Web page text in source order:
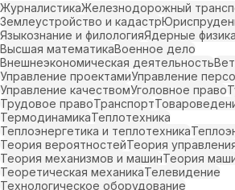
ЖурналистикаЖелезнодорожный
Землеустройство и кадастр
Языкознание и филологияЯдерные
Высшая математикаВоенное дело
Внешнеэкономическая деятельность
Управление проектамиУправление
Управление качествомУголовное право
Трудовое правоТранспорт
ТермодинамикаТеплотехника
Теплоэнергетика и теплотехника
Теория вероятностейТеория
Теория механизмов и машинТеория
Теоретическая механикаТелевидение
Технологическое оборудование